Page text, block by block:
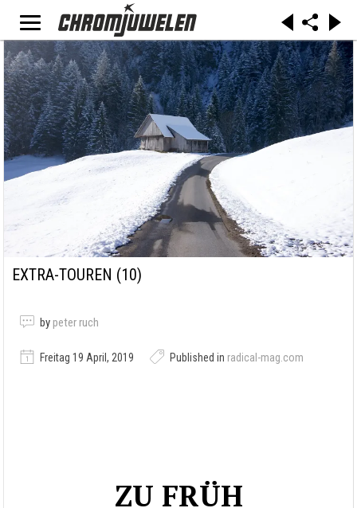
EXTRA-TOUREN (10)
by peter ruch
Freitag 19 April, 2019 Published in radical-mag.com
ZU FRÜH